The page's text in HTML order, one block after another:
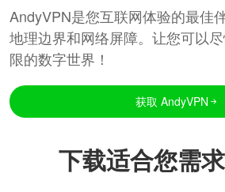
AndyVPN是您互联网体验的最佳
地理边界和网络屏障。让您可以
限的数字世界！
获取 AndyVPN
下载适合您需